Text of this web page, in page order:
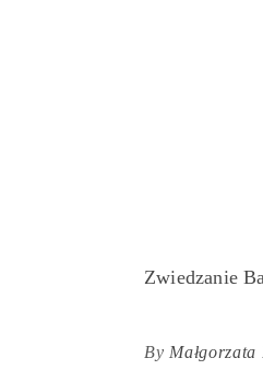
Zwiedzanie
By Małgorzata